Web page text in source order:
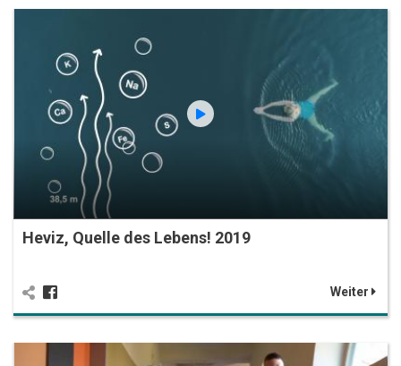
Heviz, Quelle des Lebens! 2019
Weiter